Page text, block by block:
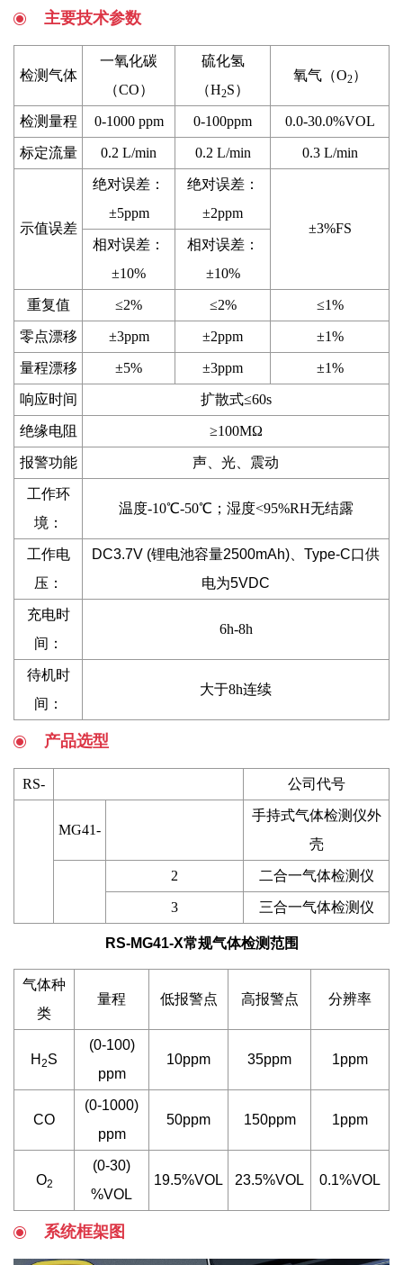
主要技术参数
检测气体
一氧化碳
（CO）
硫化氢
（H2S）
氧气（O2）
检测量程 0-1000 ppm 0-100ppm 0.0-30.0%VOL
标定流量 0.2 L/min 0.2 L/min 0.3 L/min
示值误差
绝对误差：
±5ppm
绝对误差：
±2ppm
±3%FS
相对误差：
±10%
相对误差：
±10%
重复值 ≤2% ≤2% ≤1%
零点漂移 ±3ppm ±2ppm ±1%
量程漂移 ±5% ±3ppm ±1%
响应时间 扩散式≤60s
绝缘电阻 ≥100MΩ
报警功能 声、光、震动
工作环
境：
温度-10℃-50℃；湿度<95%RH无结露
工作电
压：
DC3.7V (锂电池容量2500mAh)、Type-C口供
电为5VDC
充电时
间：
6h-8h
待机时
间：
大于8h连续
产品选型
RS- 公司代号
MG41-
手持式气体检测仪外
壳
2 二合一气体检测仪
3 三合一气体检测仪
RS-MG41-X常规气体检测范围
气体种
类
量程 低报警点 高报警点 分辨率
H 2S
(0-100)
ppm
10ppm 35ppm 1ppm
CO
(0-1000)
ppm
50ppm 150ppm 1ppm
O2
(0-30)
%VOL
19.5%VOL 23.5%VOL 0.1%VOL
系统框架图